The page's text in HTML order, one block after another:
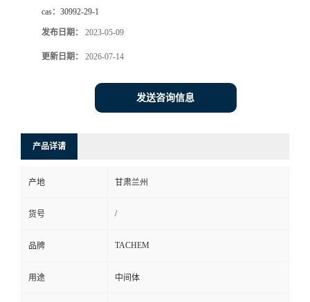
cas： 30992-29-1
发布日期： 2023-05-09
更新日期： 2026-07-14
发送咨询信息
产品详请
产地 甘肃兰州
货号 /
品牌 TACHEM
用途 中间体